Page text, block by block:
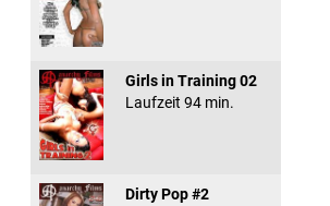
Girls in Training 02
Laufzeit 94 min.
Dirty Pop #2